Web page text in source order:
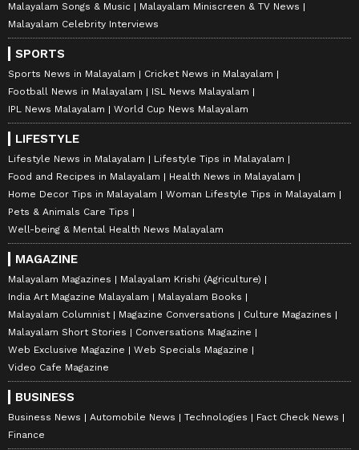
Malayalam Songs & Music
Malayalam Miniscreen & TV News
Malayalam Celebrity Interviews
SPORTS
Sports News in Malayalam
Cricket News in Malayalam
Football News in Malayalam
ISL News Malayalam
IPL News Malayalam
World Cup News Malayalam
LIFESTYLE
Lifestyle News in Malayalam
Lifestyle Tips in Malayalam
Food and Recipes in Malayalam
Health News in Malayalam
Home Decor Tips in Malayalam
Woman Lifestyle Tips in Malayalam
Pets & Animals Care Tips
Well-being & Mental Health News Malayalam
MAGAZINE
Malayalam Magazines
Malayalam Krishi (Agriculture)
India Art Magazine Malayalam
Malayalam Books
Malayalam Columnist
Magazine Conversations
Culture Magazines
Malayalam Short Stories
Conversations Magazine
Web Exclusive Magazine
Web Specials Magazine
Video Cafe Magazine
BUSINESS
Business News Automobile News Technologies
Fact Check News
Finance